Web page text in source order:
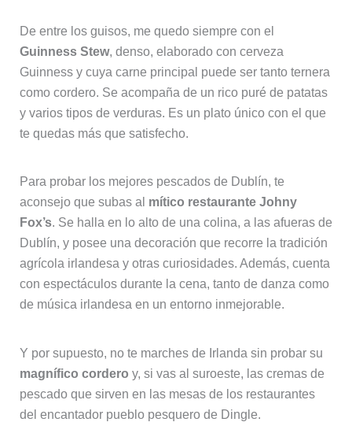
De entre los guisos, me quedo siempre con el
Guinness Stew, denso, elaborado con cerveza
Guinness y cuya carne principal puede ser tanto ternera
como cordero. Se acompaña de un rico puré de patatas
y varios tipos de verduras. Es un plato único con el que
te quedas más que satisfecho.
Para probar los mejores pescados de Dublín, te
aconsejo que subas al mítico restaurante Johny
Fox’s. Se halla en lo alto de una colina, a las afueras de
Dublín, y posee una decoración que recorre la tradición
agrícola irlandesa y otras curiosidades. Además, cuenta
con espectáculos durante la cena, tanto de danza como
de música irlandesa en un entorno inmejorable.
Y por supuesto, no te marches de Irlanda sin probar su
magnífico cordero y, si vas al suroeste, las cremas de
pescado que sirven en las mesas de los restaurantes
del encantador pueblo pesquero de Dingle.